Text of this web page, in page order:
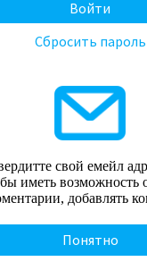
Сбросить пароль
свой емейл
иметь возможность
добавлять